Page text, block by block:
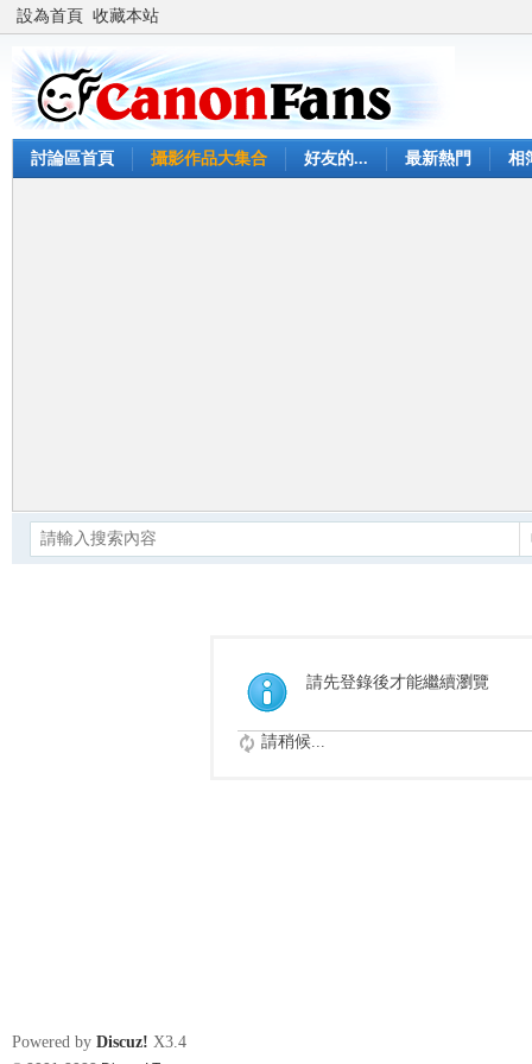
設為首頁 收藏本站
討論區首頁 攝影作品大集合 好友的... 最新熱門 相
請先登錄後才能繼續瀏覽
請稍候...
Powered by Discuz! X3.4